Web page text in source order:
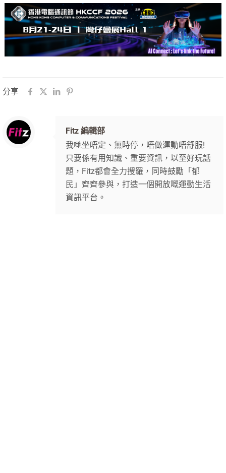
分享
Fitz 編輯部
我哋坐唔定、無時停，唔做運動唔舒服!
只要係有用知識、重要資訊，以至好玩話
題，Fitz都會全力搜羅，同時鼓勵「郁
民」齊齊參與，打造一個開放嘅運動生活
資訊平台。